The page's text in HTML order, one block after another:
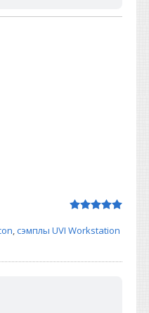
,сэмплы UVI Workstation